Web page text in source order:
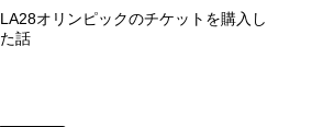
LA28オリンピックのチケットを購入し
た話